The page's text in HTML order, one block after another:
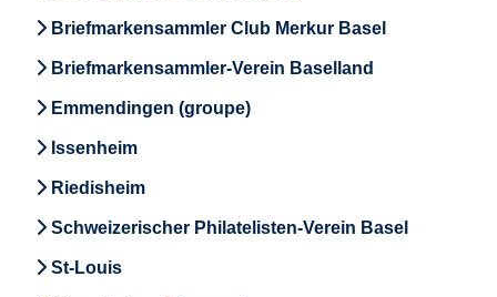
Briefmarkensammler Club Merkur Basel
Briefmarkensammler-Verein Baselland
Emmendingen (groupe)
Issenheim
Riedisheim
Schweizerischer Philatelisten-Verein Basel
St-Louis